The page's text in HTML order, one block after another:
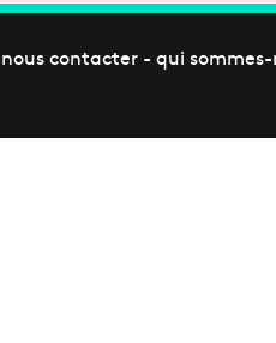
nous contacter - qui